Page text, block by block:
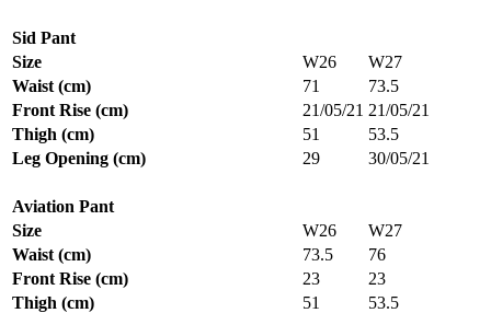
Sid Pant
Size
W26
W27
Waist (cm)
71
73.5
Front Rise (cm)
21/05/21 21/05/21
Thigh (cm)
51
53.5
Leg Opening (cm)
29 30/05/21
Aviation Pant
Size
W26
W27
Waist (cm)
73.5
76
Front Rise (cm)
23
23
Thigh (cm)
51
53.5